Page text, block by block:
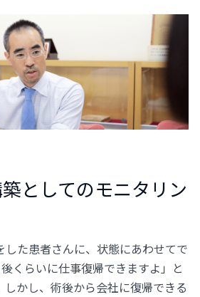
としてのモニタリン
した患者さんに、状態にあわせてで
くらいに仕事復帰できますよ」と
かし、術後から会社に復帰できる